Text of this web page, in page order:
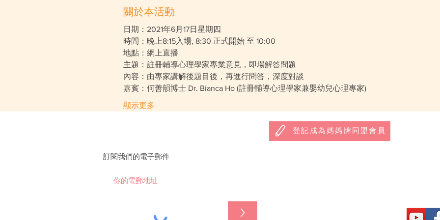
關於本活動
日期：2021年6月17日星期四
時間：晚上8:15入場, 8:30 正式開始 至 10:00
地點：網上直播
主題：註冊輔導心理學家專業意見，即場解答問題
內容：由專家講解後題目後，再進行問答，深度對談
嘉賓：何善韻博士 Dr. Bianca Ho (註冊輔導心理學家兼嬰幼兒心理專家)
顯示更多
登記成為媽媽牌同盟會員
訂閱我們的電子郵件
>